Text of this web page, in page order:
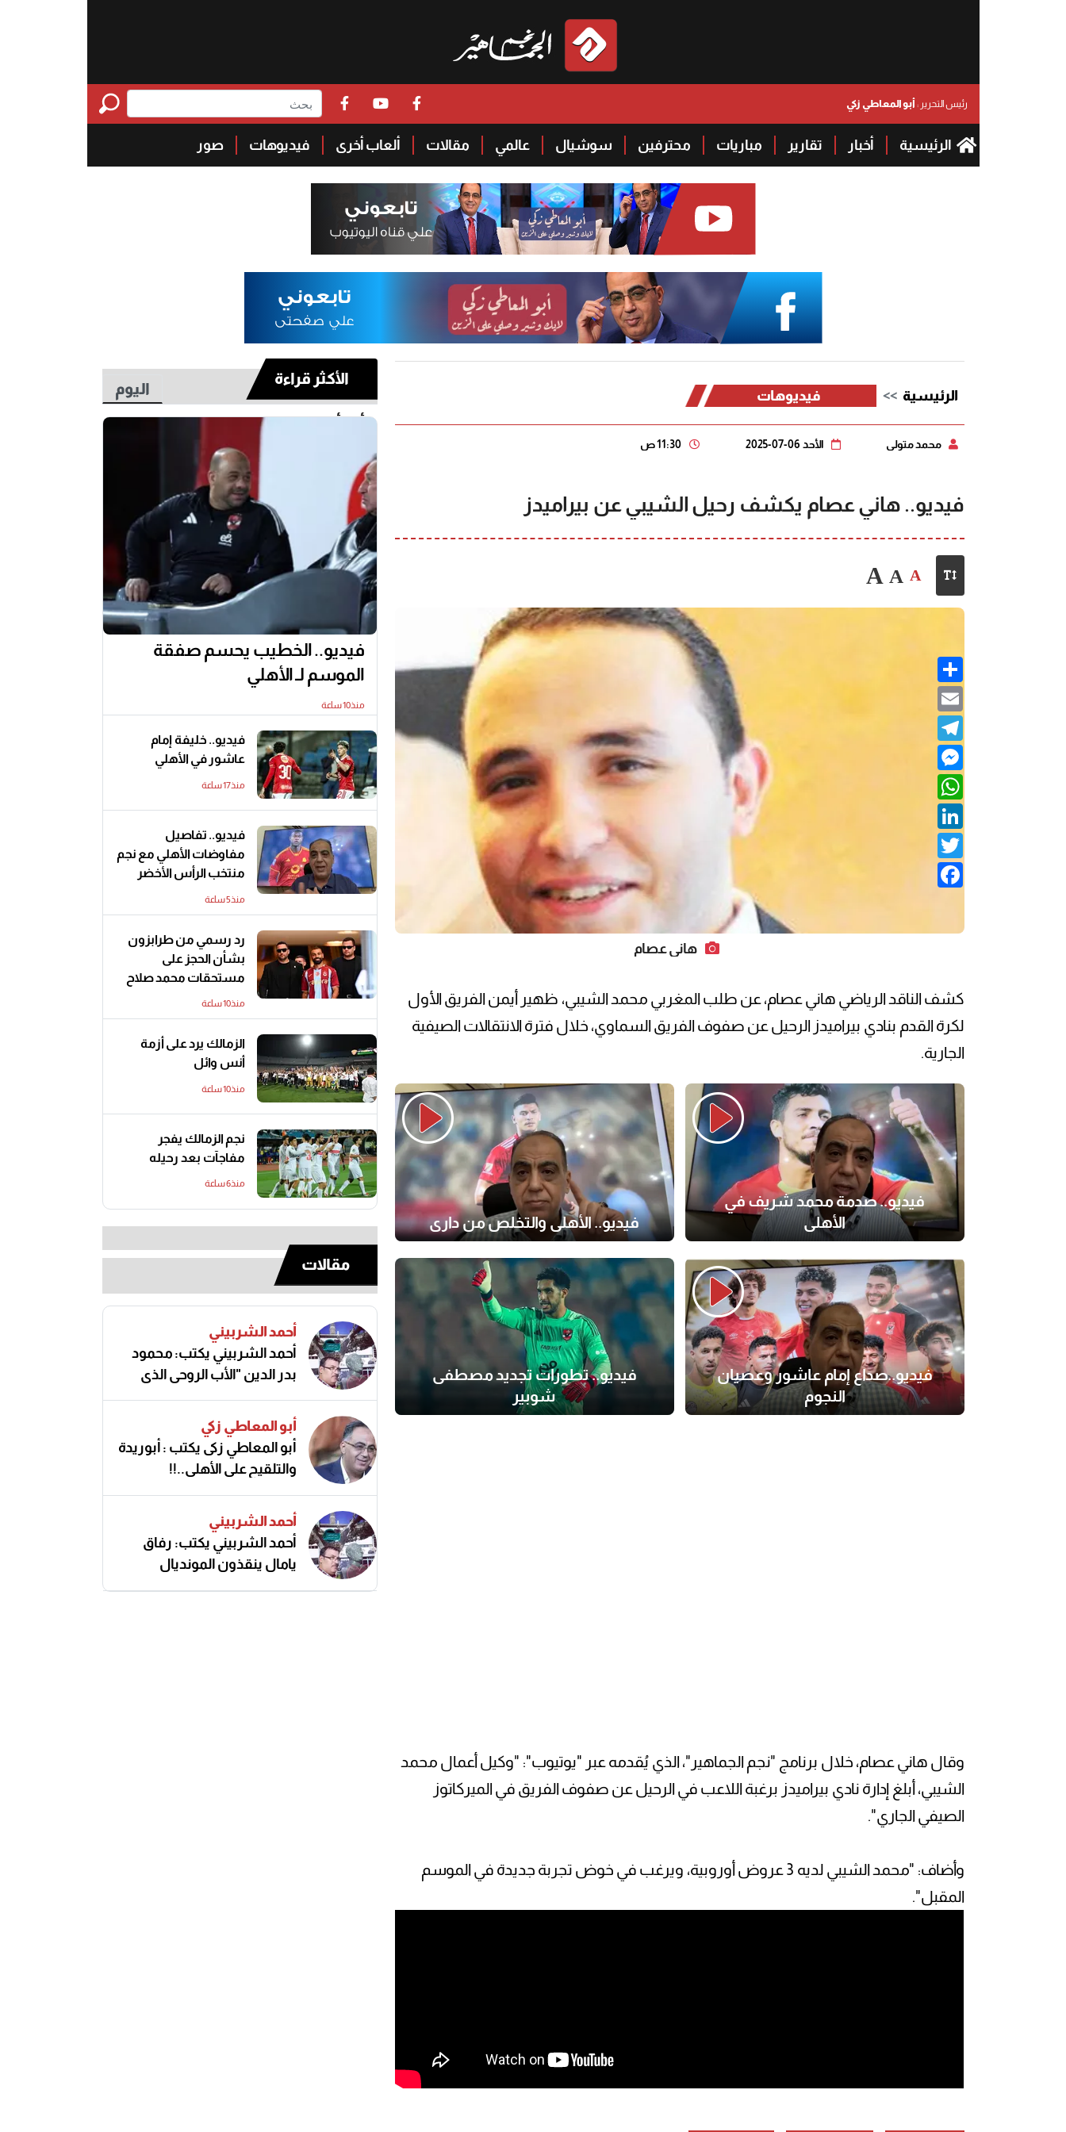
رئيس التحرير :أبو المعاطي زكي
الرئيسية أخبار تقارير مباريات محترفين سوشيال عالمي مقالات ألعاب أخرى فيديوهات صور
الرئيسية فيديوهات
محمد متولي الأحد 06-07-2025 11:30 ص
فيديو.. هاني عصام يكشف رحيل الشيبي عن بيراميدز
A
A
A
Share
Email
Telegram
Messenger
WhatsApp
LinkedIn
Twitter
Facebook
هاني عصام
كشف الناقد الرياضي هاني عصام، عن طلب المغربي محمد الشيبي، ظهير أيمن الفريق الأول
لكرة القدم بنادي بيراميدز الرحيل عن صفوف الفريق السماوي، خلال فترة الانتقالات الصيفية
الجارية.
فيديو.. صدمة محمد شريف في
الأهلي
فيديو.. الأهلي والتخلص من داري
فيديو..صداع إمام عاشور وعصيان
النجوم
فيديو.. تطورات تجديد مصطفى
شوبير
وقال هاني عصام، خلال برنامج "نجم الجماهير"، الذي يُقدمه عبر "يوتيوب": "وكيل أعمال محمد
الشيبي، أبلغ إدارة نادي بيراميدز برغبة اللاعب في الرحيل عن صفوف الفريق في الميركاتوز
الصيفي الجاري".
وأضاف: "محمد الشيبي لديه 3 عروض أوروبية، ويرغب في خوض تجربة جديدة في الموسم
المقبل".
الأكثر قراءة
اليوم
فيديو.. الخطيب يحسم صفقة
الموسم لـ الأهلي
منذ10 ساعة
فيديو.. خليفة إمام
عاشور في الأهلي
منذ17 ساعة
فيديو.. تفاصيل
مفاوضات الأهلي مع نجم
منتخب الرأس الأخضر
منذ5 ساعة
رد رسمي من طرابزون
بشأن الحجز على
مستحقات محمد صلاح
منذ10 ساعة
الزمالك يرد على أزمة
أنس وائل
منذ10 ساعة
نجم الزمالك يفجر
مفاجآت بعد رحيله
منذ6 ساعة
مقالات
أحمد الشربيني
أحمد الشربيني يكتب: محمود
بدر الدين "الأب الروحي الذي
أبو المعاطي زكي
أبو المعاطي زكى يكتب : أبوريدة
والتلقيح على الأهلى..!!
أحمد الشربيني
أحمد الشربيني يكتب: رفاق
يامال ينقذون المونديال